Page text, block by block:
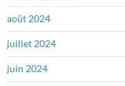
août 2024
juillet 2024
juin 2024